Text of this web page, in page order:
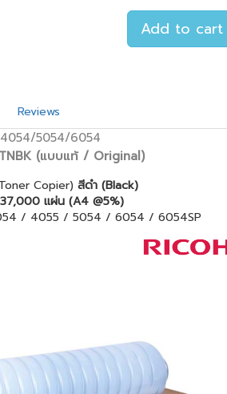
Add to cart
Reviews
5054/6054
(แบบแท้ / Original)
Copier) สีดำ (Black)
37,000 แผ่น (A4 @5%)
/ 4055 / 5054 / 6054 / 6054SP